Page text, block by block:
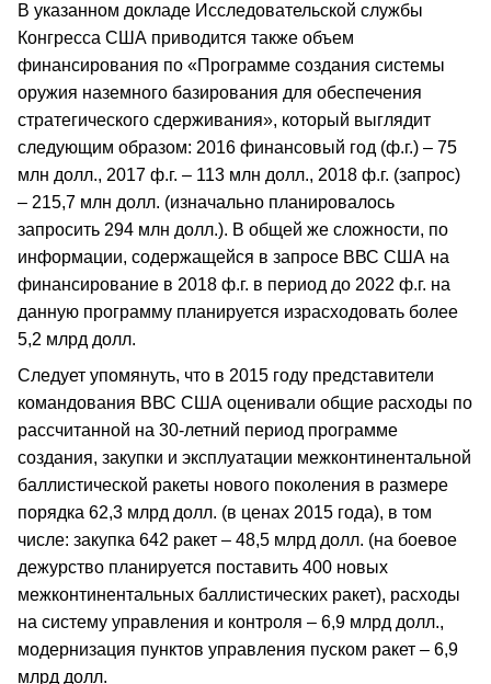
В указанном докладе Исследовательской службы
Конгресса США приводится также объем
финансирования по «Программе создания системы
оружия наземного базирования для обеспечения
стратегического сдерживания», который выглядит
следующим образом: 2016 финансовый год (ф.г.) – 75
млн долл., 2017 ф.г. – 113 млн долл., 2018 ф.г. (запрос)
– 215,7 млн долл. (изначально планировалось
запросить 294 млн долл.). В общей же сложности, по
информации, содержащейся в запросе ВВС США на
финансирование в 2018 ф.г. в период до 2022 ф.г. на
данную программу планируется израсходовать более
5,2 млрд долл.
Следует упомянуть, что в 2015 году представители
командования ВВС США оценивали общие расходы по
рассчитанной на 30-летний период программе
создания, закупки и эксплуатации межконтинентальной
баллистической ракеты нового поколения в размере
порядка 62,3 млрд долл. (в ценах 2015 года), в том
числе: закупка 642 ракет – 48,5 млрд долл. (на боевое
дежурство планируется поставить 400 новых
межконтинентальных баллистических ракет), расходы
на систему управления и контроля – 6,9 млрд долл.,
модернизация пунктов управления пуском ракет – 6,9
млрд долл.